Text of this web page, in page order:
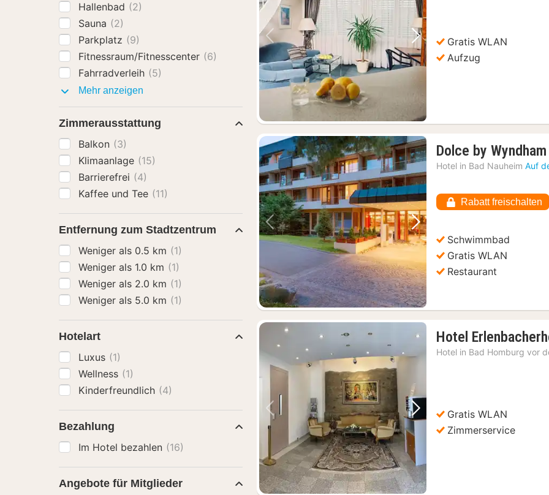
Vorheriges Bild Nächstes Bild
Gratis WLAN
Aufzug
Vorheriges Bild Nächstes Bild
Dolce by
Hotel in Bad Nauheim Auf
Rabatt freischalten
Schwimmbad
Gratis WLAN
Restaurant
Vorheriges Bild Nächstes Bild
Hotel
Hotel in Bad Homburg vor
Gratis WLAN
Zimmerservice
Hallenbad (2)
Sauna (2)
Parkplatz (9)
Fitnessraum/Fitnesscenter (6)
Fahrradverleih (5)
Mehr anzeigen
Zimmerausstattung
Balkon (3)
Klimaanlage (15)
Barrierefrei (4)
Kaffee und Tee (11)
Entfernung zum Stadtzentrum
Weniger als 0.5 km (1)
Weniger als 1.0 km (1)
Weniger als 2.0 km (1)
Weniger als 5.0 km (1)
Hotelart
Luxus (1)
Wellness (1)
Kinderfreundlich (4)
Bezahlung
Im Hotel bezahlen (16)
Angebote für Mitglieder